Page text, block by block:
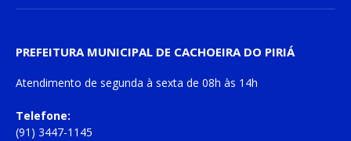
PREFEITURA MUNICIPAL DE CACHOEIRA DO PIRIÁ
Atendimento de segunda à sexta de 08h às 14h
Telefone:
(91) 3447-1145